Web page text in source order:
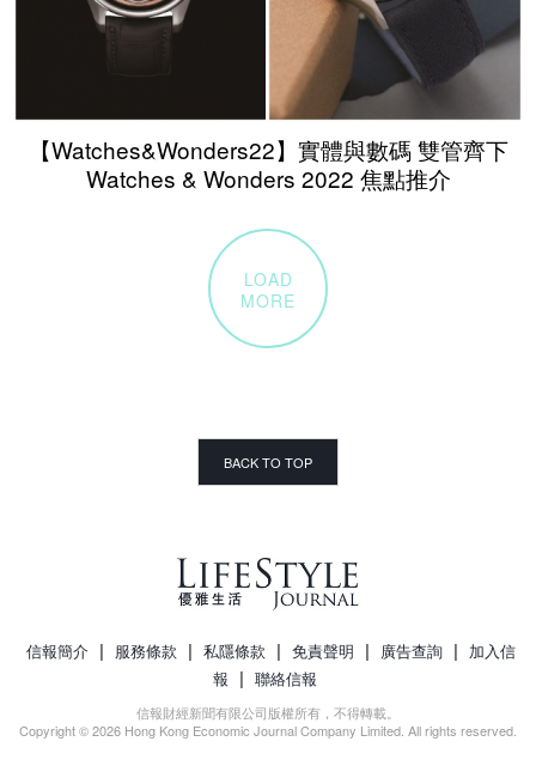
【Watches&Wonders22】實體與數碼 雙管齊下
Watches & Wonders 2022 焦點推介
LOAD
MORE
BACK TO TOP
信報簡介 | 服務條款 | 私隱條款 | 免責聲明 | 廣告查詢 | 加入信
報 | 聯絡信報
信報財經新聞有限公司版權所有，不得轉載。
Copyright © 2026 Hong Kong Economic Journal Company Limited. All rights reserved.